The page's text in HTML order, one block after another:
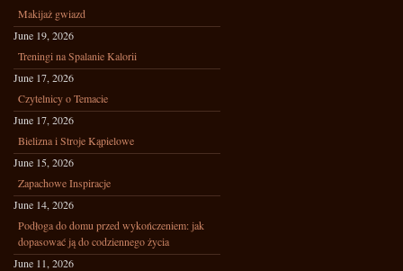
Makijaż gwiazd
June 19, 2026
Treningi na Spalanie Kalorii
June 17, 2026
Czytelnicy o Temacie
June 17, 2026
Bielizna i Stroje Kąpielowe
June 15, 2026
Zapachowe Inspiracje
June 14, 2026
Podłoga do domu przed wykończeniem: jak
dopasować ją do codziennego życia
June 11, 2026